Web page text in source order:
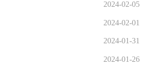
2024-02-05
2024-02-01
2024-01-31
2024-01-26